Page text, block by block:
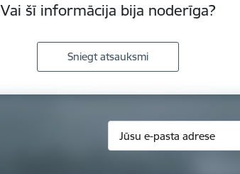
Vai šī informācija bija noderīga?
Sniegt atsauksmi